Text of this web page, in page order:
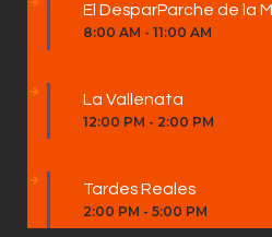
El DesparParche de la
8:00 AM - 11:00 AM
La Vallenata
12:00 PM - 2:00 PM
Tardes Reales
2:00 PM - 5:00 PM